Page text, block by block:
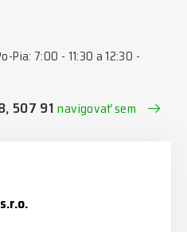
Pia: 7:00 - 11:30 a 12:30 -
507 91navigovať sem